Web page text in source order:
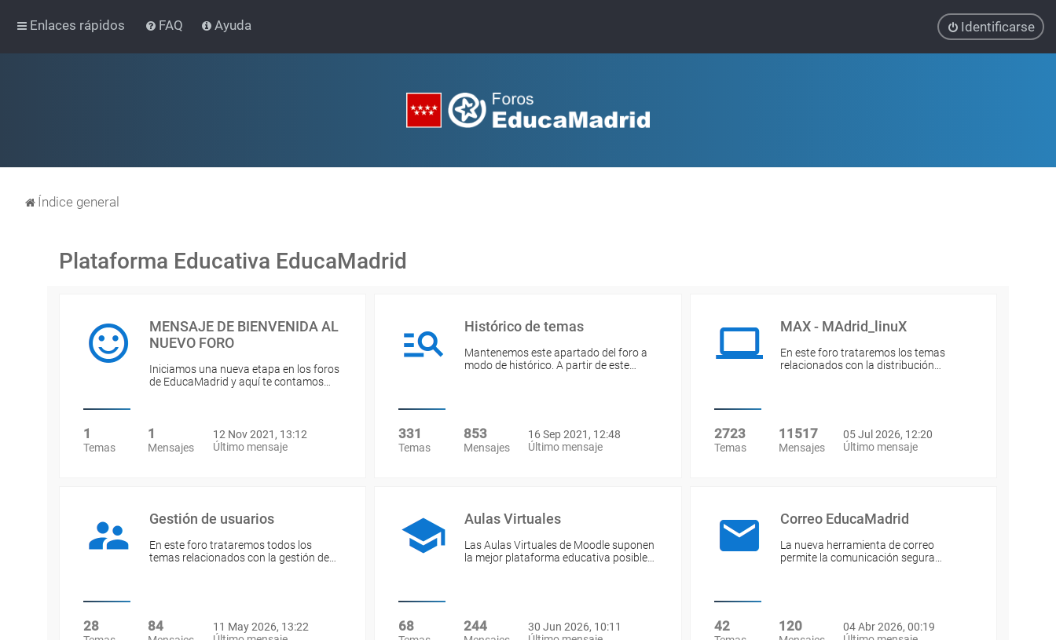
Enlaces rápidos FAQ Ayuda Identificarse
Índice general
Plataforma Educativa EducaMadrid
MENSAJE DE BIENVENIDA AL
NUEVO FORO
Iniciamos una nueva etapa en los foros
de EducaMadrid y aquí te contamos…
1
Temas
1
Mensajes
12 Nov 2021, 13:12
Último mensaje
Histórico de temas
Mantenemos este apartado del foro a
modo de histórico. A partir de este…
331
Temas
853
Mensajes
16 Sep 2021, 12:48
Último mensaje
MAX - MAdrid_linuX
En este foro trataremos los temas
relacionados con la distribución…
2723
Temas
11517
Mensajes
05 Jul 2026, 12:20
Último mensaje
Gestión de usuarios
En este foro trataremos todos los
temas relacionados con la gestión de…
28 84
11 May 2026, 13:22
Aulas Virtuales
Las Aulas Virtuales de Moodle suponen
la mejor plataforma educativa posible…
68 244
30 Jun 2026, 10:11
Correo EducaMadrid
La nueva herramienta de correo
permite la comunicación segura…
42 120
04 Abr 2026, 00:19